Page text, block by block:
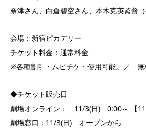
奈津さん、白倉碧空さん、本木克英監督（
会場：新宿ピカデリー
チケット料金：通常料金
※各種割引・ムビチケ・使用可能。／ 無
◆チケット販売日
劇場オンライン： 11/3(日) 0:00～ 【
劇場窓口：11/3(日) オープンから